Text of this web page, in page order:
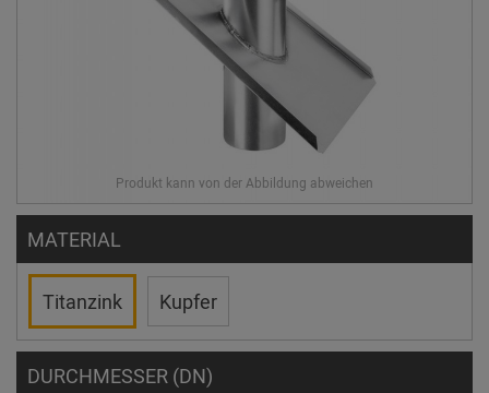
MATERIAL
Titanzink Kupfer
DURCHMESSER (DN)